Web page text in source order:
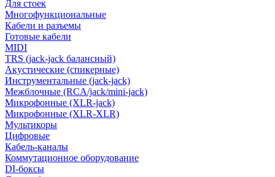
Для стоек
Многофункциональные
Кабели и разъемы
Готовые кабели
MIDI
TRS (jack-jack балансный)
Акустические (спикерные)
Инструментальные (jack-jack)
Межблочные (RCA/jack/mini-jack)
Микрофонные (XLR-jack)
Микрофонные (XLR-XLR)
Мультикоры
Цифровые
Кабель-каналы
Коммутационное оборудование
DI-боксы